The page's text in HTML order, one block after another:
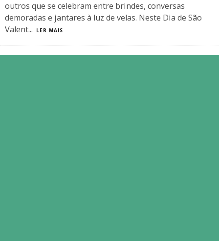
outros que se celebram entre brindes, conversas
demoradas e jantares à luz de velas. Neste Dia de São
Valent... LER MAIS